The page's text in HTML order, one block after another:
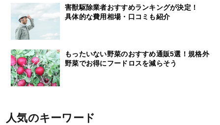
害獣駆除業者おすすめランキングが決定！
具体的な費用相場・口コミも紹介
もったいない野菜のおすすめ通販5選！規格外
野菜でお得にフードロスを減らそう
人気のキーワード